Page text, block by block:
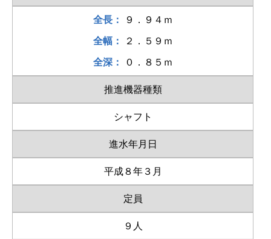
全長： ９．９４ｍ
全幅： ２．５９ｍ
全深： ０．８５ｍ
推進機器種類
シャフト
進水年月日
平成８年３月
定員
９人